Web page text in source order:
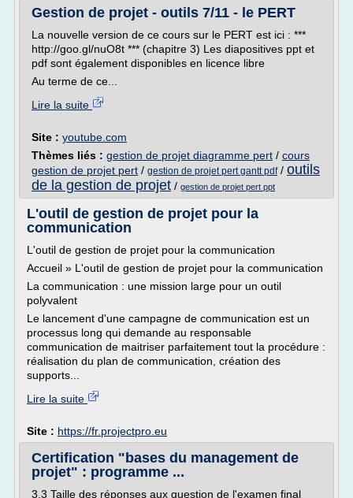
Gestion de projet - outils 7/11 - le PERT
La nouvelle version de ce cours sur le PERT est ici : ***
http://goo.gl/nuO8t *** (chapitre 3) Les diapositives ppt et
pdf sont également disponibles en licence libre
Au terme de ce...
Lire la suite
Site : youtube.com
Thèmes liés : gestion de projet diagramme pert / cours
gestion de projet pert / gestion de projet pert gantt pdf/ outils
de la gestion de projet / gestion de projet pert ppt
L'outil de gestion de projet pour la
communication
L'outil de gestion de projet pour la communication
Accueil » L'outil de gestion de projet pour la communication
La communication : une mission large pour un outil
polyvalent
Le lancement d'une campagne de communication est un
processus long qui demande au responsable
communication de maitriser parfaitement tout la procédure :
réalisation du plan de communication, création des
supports...
Lire la suite
Site : https://fr.projectpro.eu
Certification "bases du management de
projet" : programme ...
3.3 Taille des réponses aux question de l'examen final